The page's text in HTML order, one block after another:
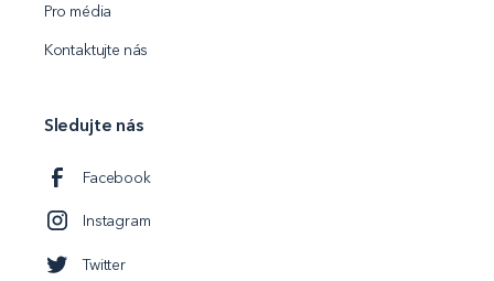
Pro média
Kontaktujte nás
Sledujte nás
Facebook
Instagram
Twitter